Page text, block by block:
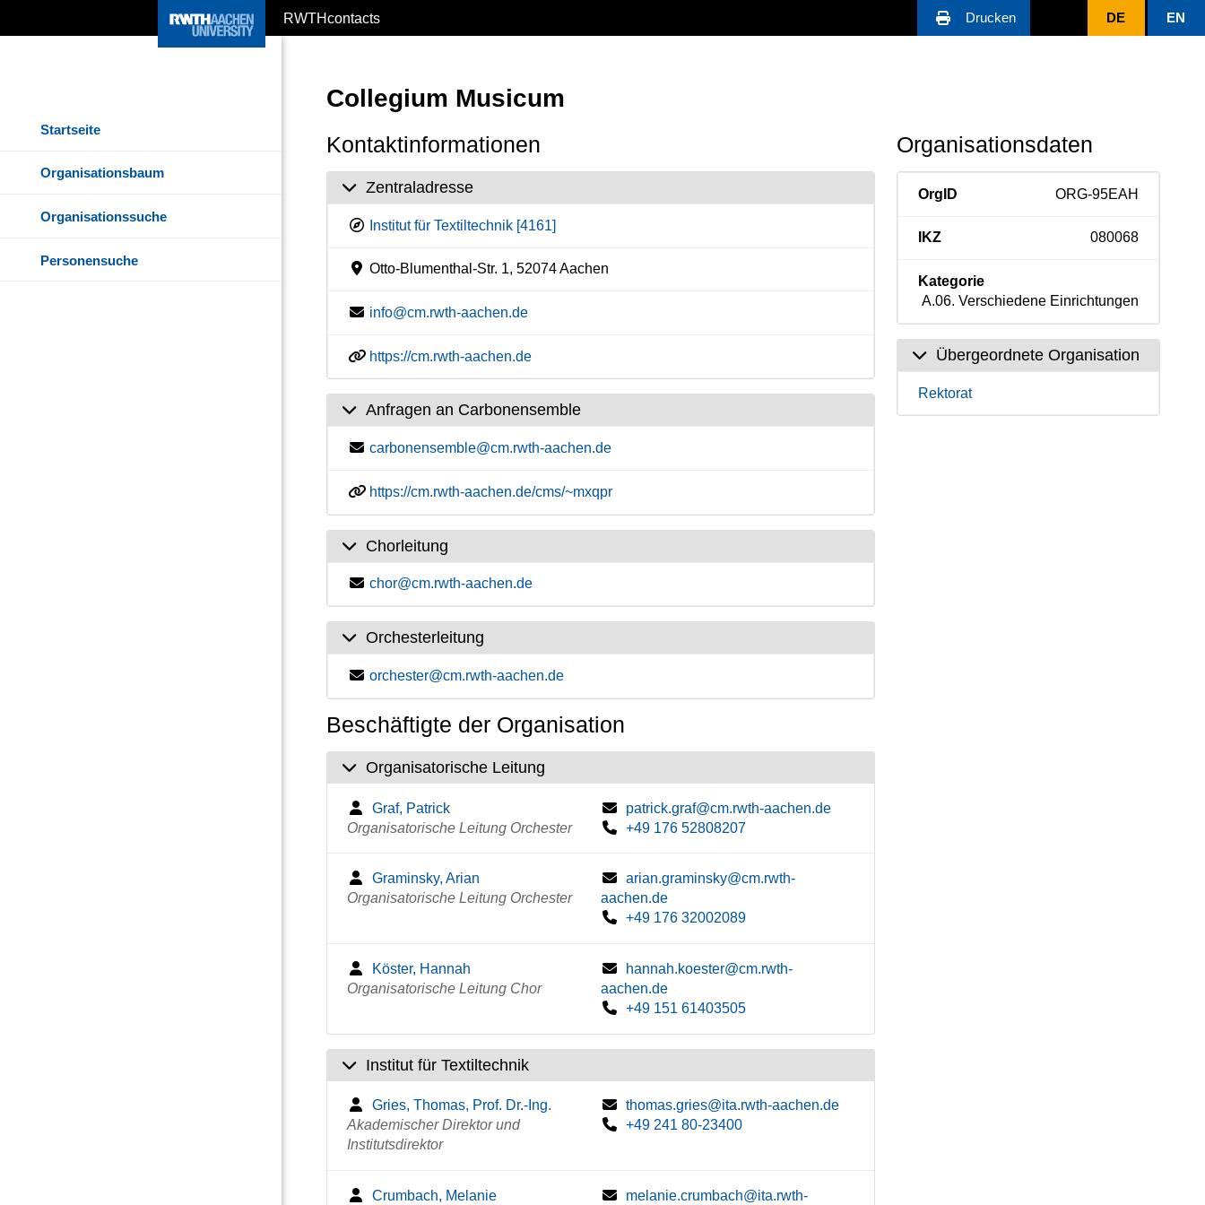
RWTHcontacts Drucken DE EN
Startseite
Organisationsbaum
Organisationssuche
Personensuche
Collegium Musicum
Kontaktinformationen
Zentraladresse
Institut für Textiltechnik [4161]
Otto-Blumenthal-Str. 1, 52074 Aachen
info@cm.rwth-aachen.de
https://cm.rwth-aachen.de
Anfragen an Carbonensemble
carbonensemble@cm.rwth-aachen.de
https://cm.rwth-aachen.de/cms/~mxqpr
Chorleitung
chor@cm.rwth-aachen.de
Orchesterleitung
orchester@cm.rwth-aachen.de
Beschäftigte der Organisation
Organisatorische Leitung
Graf, Patrick
Organisatorische Leitung Orchester
patrick.graf@cm.rwth-aachen.de
+49 176 52808207
Graminsky, Arian
Organisatorische Leitung Orchester
arian.graminsky@cm.rwth-
aachen.de
+49 176 32002089
Köster, Hannah
Organisatorische Leitung Chor
hannah.koester@cm.rwth-
aachen.de
+49 151 61403505
Institut für Textiltechnik
Gries, Thomas, Prof. Dr.-Ing.
Akademischer Direktor und
Institutsdirektor
thomas.gries@ita.rwth-aachen.de
+49 241 80-23400
Crumbach, Melanie melanie.crumbach@ita.rwth-
Organisationsdaten
OrgID ORG-95EAH
IKZ 080068
Kategorie
A.06. Verschiedene Einrichtungen
Übergeordnete Organisation
Rektorat